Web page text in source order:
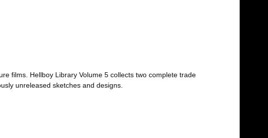
films. Hellboy Library Volume 5 collects two complete trade
unreleased sketches and designs.